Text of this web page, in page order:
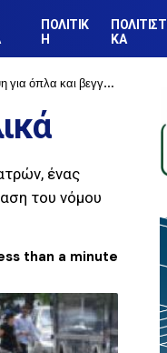
ΠΟΛΙΤΙΚ
Η
ΠΟΛΙΤΙΣΤΙ
ΚΑ
όπλα και βεγγαλικά
ένας
του νόμου
than a minute